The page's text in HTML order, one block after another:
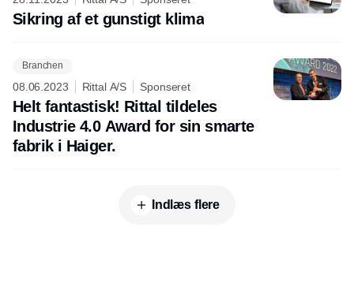
Sikring af et gunstigt klima
Branchen
08.06.2023 Rittal A/S Sponseret
Helt fantastisk! Rittal tildeles
Industrie 4.0 Award for sin smarte
fabrik i Haiger.
Indlæs flere